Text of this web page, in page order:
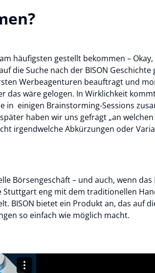
häufigsten gestellt bekommen – Okay,
die Suche nach der BISON Geschichte
Werbeagenturen beauftragt und
wäre gelogen. In Wirklichkeit
in einigen Brainstorming-Sessions
haben wir uns gefragt „an
irgendwelche Abkürzungen oder
Börsengeschäft – und auch, wenn das
Stuttgart eng mit dem traditionellen
BISON bietet ein Produkt an, das auf
so einfach wie möglich macht.